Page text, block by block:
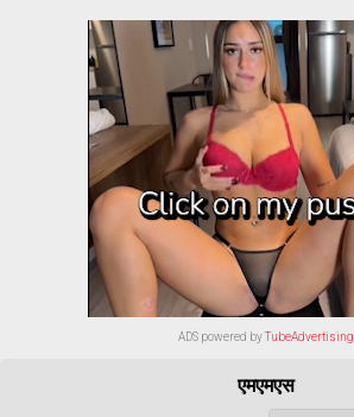
ADS powered byTubeAdvertising
एमएमएस